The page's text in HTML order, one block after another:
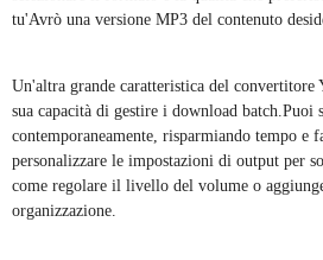
tu'Avrò una versione MP3 del contenuto
Un'altra grande caratteristica del convertitore
sua capacità di gestire i download batch.Puoi
contemporaneamente, risparmiando tempo e
personalizzare le impostazioni di output per
come regolare il livello del volume o
organizzazione.